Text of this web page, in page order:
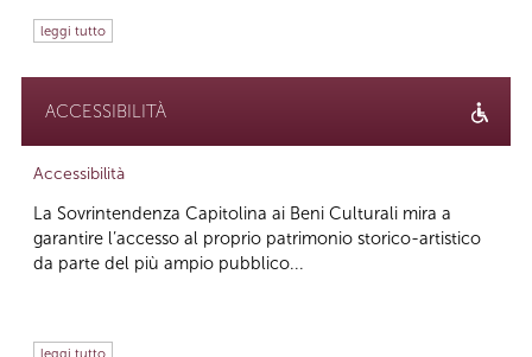
leggi tutto
ACCESSIBILITÀ
Accessibilità
La Sovrintendenza Capitolina ai Beni Culturali mira a
garantire l’accesso al proprio patrimonio storico-artistico
da parte del più ampio pubblico...